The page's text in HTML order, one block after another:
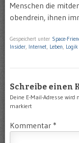
Menschen die
obendrein, ihnen
Gespeichert unter Space-
Insider, Internet, Leben, Logik
Schreibe einen
Deine E-Mail-Adresse wird
markiert
Kommentar *